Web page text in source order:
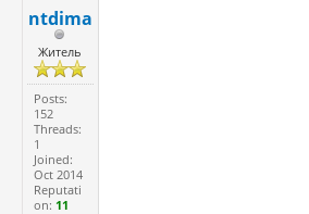
ntdima
Житель
Posts:
152
Threads:
1
Joined:
Oct 2014
Reputati
on: 11